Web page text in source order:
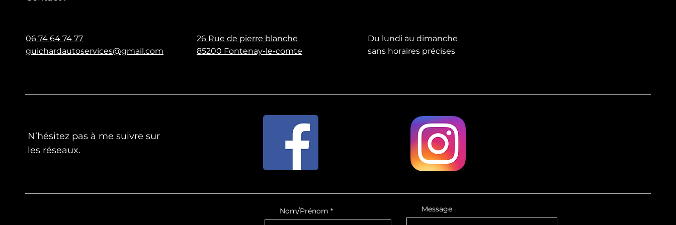
06 74 64 74 77
guichardautoservices@gmail.com
26 Rue de pierre blanche
85200 Fontenay-le-comte
Du lundi au dimanche
sans horaires précises
N’hésitez pas à me suivre sur
les réseaux.
Nom/Prénom Message